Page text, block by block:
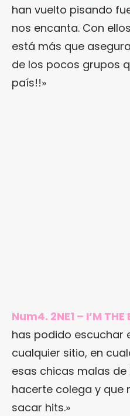
han vuelto pisando
nos encanta. Con
está más que
de los pocos grupos
país!!»
Num4. 2NE1 – I’M THE
has podido escuchar
cualquier sitio, en
esas chicas malas
hacerte colega y que
sacar hits.»